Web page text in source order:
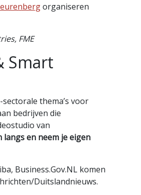
organiseren
FME
Smart
thema’s voor
bedrijven die
van
langs en neem je eigen
Business.Gov.NL komen
Duitslandnieuws.